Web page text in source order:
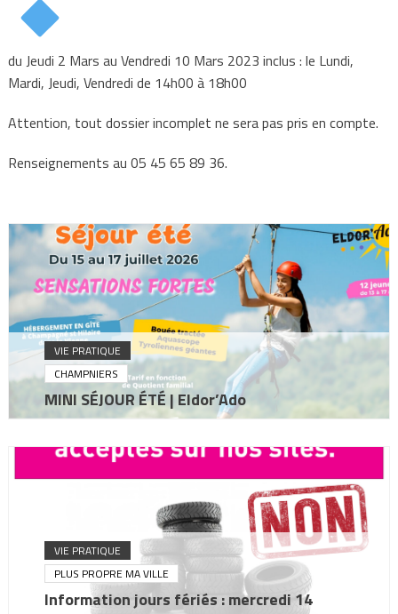
du Jeudi 2 Mars au Vendredi 10 Mars 2023 inclus : le Lundi,
Mardi, Jeudi, Vendredi de 14h00 à 18h00
Attention, tout dossier incomplet ne sera pas pris en compte.
Renseignements au 05 45 65 89 36.
VIE PRATIQUE
CHAMPNIERS
MINI SÉJOUR ÉTÉ | Eldor’Ado
VIE PRATIQUE
PLUS PROPRE MA VILLE
Information jours fériés : mercredi 14